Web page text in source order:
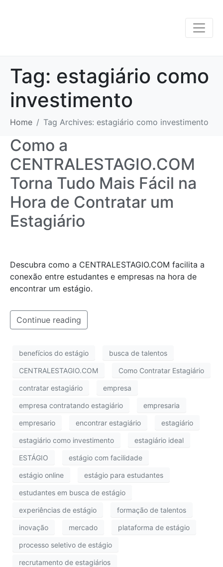
Tag: estagiário como
investimento
Home Tag Archives: estagiário como investimento
Como a
CENTRALESTAGIO.COM
Torna Tudo Mais Fácil na
Hora de Contratar um
Estagiário
Descubra como a CENTRALESTAGIO.COM facilita a
conexão entre estudantes e empresas na hora de
encontrar um estágio.
Continue reading
benefícios do estágio busca de talentos
CENTRALESTAGIO.COM Como Contratar Estagiário
contratar estagiário empresa
empresa contratando estagiário empresaria
empresario encontrar estagiário estagiário
estagiário como investimento estagiário ideal
ESTÁGIO estágio com facilidade
estágio online estágio para estudantes
estudantes em busca de estágio
experiências de estágio formação de talentos
inovação mercado plataforma de estágio
processo seletivo de estágio
recrutamento de estagiários